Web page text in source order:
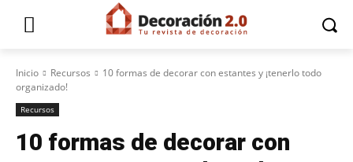
Inicio Recursos
10 formas de decorar con estantes y ¡tenerlo todo
organizado!
Recursos
10 formas de decorar con